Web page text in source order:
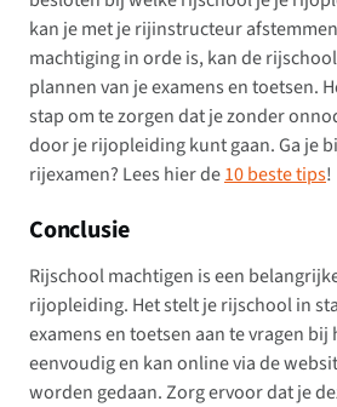
kan je met je rijinstructeur
machtiging in orde is, kan de
plannen van je examens en toetsen.
stap om te zorgen dat je zonder
door je rijopleiding kunt gaan. Ga je
rijexamen? Lees hier de10 beste tips!
Conclusie
Rijschool machtigen is een
rijopleiding. Het stelt je rijschool in
examens en toetsen aan te vragen bij
eenvoudig en kan online via de
worden gedaan. Zorg ervoor dat je